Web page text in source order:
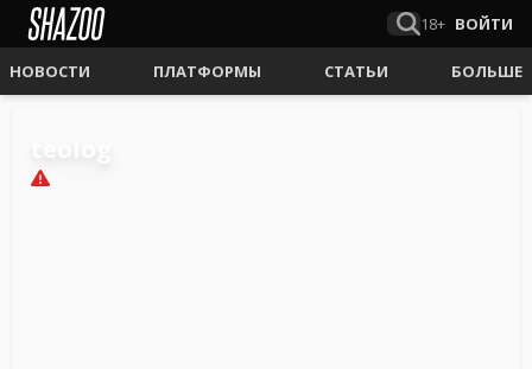
18+ ВОЙТИ
НОВОСТИ ПЛАТФОРМЫ СТАТЬИ БОЛЬШЕ